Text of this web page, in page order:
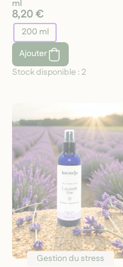
ml
8,20 €
200 ml
Ajouter
Stock disponible : 2
Gestion du stress